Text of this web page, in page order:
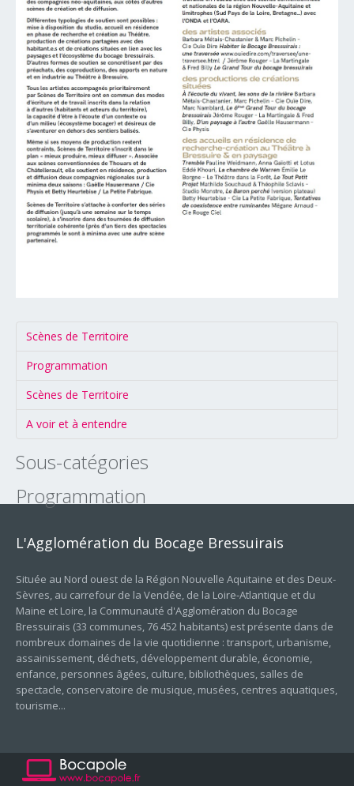
Scènes de Territoire
Programmation
Scènes de Territoire
A voir et à entendre
Sous-catégories
Programmation
L'Agglomération du Bocage Bressuirais
Située au Nord ouest de la Région Nouvelle Aquitaine et des Deux-
Sèvres, au carrefour de la Vendée, de la Loire-Atlantique et du
Maine et Loire, la Communauté d'Agglomération du Bocage
Bressuirais (33 communes, 76 452 habitants) est présente dans de
nombreux domaines de la vie quotidienne : transport, urbanisme,
assainissement, déchets, développement durable, économie,
enfance, personnes âgées, culture, bibliothèques, salles de
spectacle, conservatoire de musique, musées, centres aquatiques,
tourisme...